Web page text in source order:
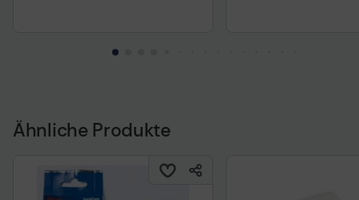
Ähnliche Produkte